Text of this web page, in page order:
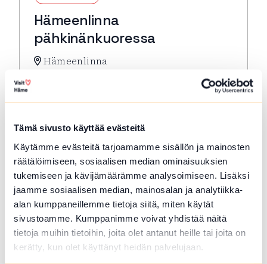
Tämä sivusto käyttää evästeitä
Käytämme evästeitä tarjoamamme sisällön ja mainosten
räätälöimiseen, sosiaalisen median ominaisuuksien
tukemiseen ja kävijämäärämme analysoimiseen. Lisäksi
jaamme sosiaalisen median, mainosalan ja analytiikka-
alan kumppaneillemme tietoja siitä, miten käytät
sivustoamme. Kumppanimme voivat yhdistää näitä
tietoja muihin tietoihin, joita olet antanut heille tai joita on
kerätty, kun olet käyttänyt heidän palvelujaan.
Hämeenlinna
pähkinänkuoressa
Hämeenlinna
Hämeenlinna pähkinänkuoressa -kompakti
kävelykierros. Lähtö: Toripuistosta kirkon
Lue lisää tapahtumasta Hämeenlinna